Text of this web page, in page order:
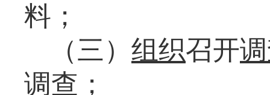
料；
（三） 组织召开
调查；